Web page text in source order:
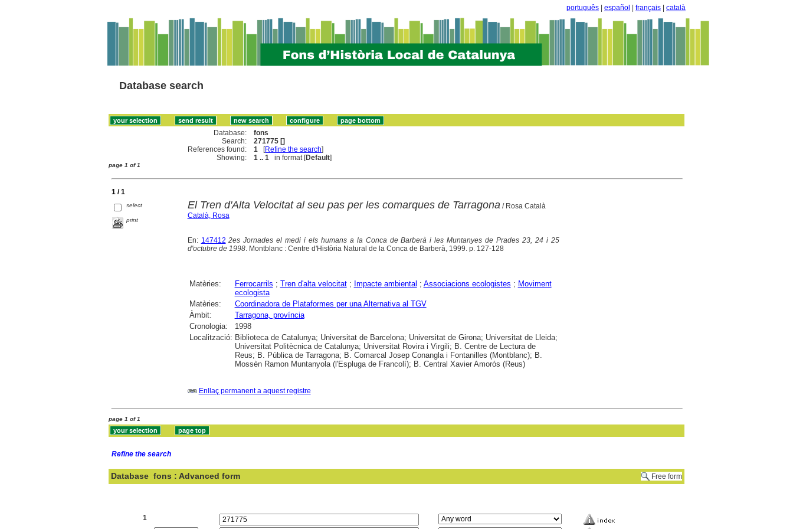
português español français català
Database search
Database:
fons
Search:
271775 []
References found:
1 [Refine the search]
Showing:
1 .. 1 in format [Default]
page 1 of 1
1 / 1
select
print
El Tren d'Alta Velocitat al seu pas per les comarques de Tarragona/ Rosa Català
Català, Rosa
En: 147412 2es Jornades el medi i els humans a la Conca de Barberà i les Muntanyes de Prades 23, 24 i 25
d'octubre de 1998. Montblanc : Centre d'Història Natural de la Conca de Barberà, 1999. p. 127-128
Matèries: Ferrocarrils ; Tren d'alta velocitat; Impacte ambiental ; Associacions ecologistes ; Moviment
ecologista
Matèries:
Coordinadora de Plataformes per una Alternativa al TGV
Àmbit:
Tarragona, província
Cronologia:
1998
Localització: Biblioteca de Catalunya; Universitat de Barcelona; Universitat de Girona; Universitat de Lleida;
Universitat Politècnica de Catalunya; Universitat Rovira i Virgili; B. Centre de Lectura de
Reus; B. Pública de Tarragona; B. Comarcal Josep Conangla i Fontanilles (Montblanc); B.
Mossèn Ramon Muntanyola (l'Espluga de Francolí); B. Central Xavier Amorós (Reus)
Enllaç permanent a aquest registre
page 1 of 1
Refine the search
Database fons : Advanced form Free form
1